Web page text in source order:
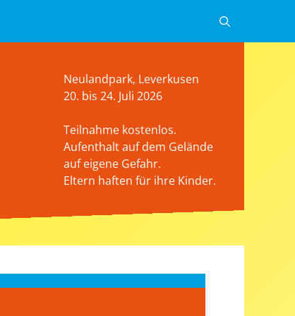
Neulandpark, Leverkusen
20. bis 24. Juli 2026
Teilnahme kostenlos.
Aufenthalt auf dem Gelände
auf eigene Gefahr.
Eltern haften für ihre Kinder.